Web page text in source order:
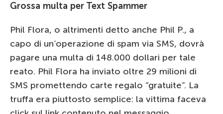
Grossa multa per Text Spammer
Phil Flora, o altrimenti detto anche Phil P., a
capo di un’operazione di spam via SMS, dovrà
pagare una multa di 148.000 dollari per tale
reato. Phil Flora ha inviato oltre 29 milioni di
SMS promettendo carte regalo “gratuite”. La
truffa era piuttosto semplice: la vittima faceva